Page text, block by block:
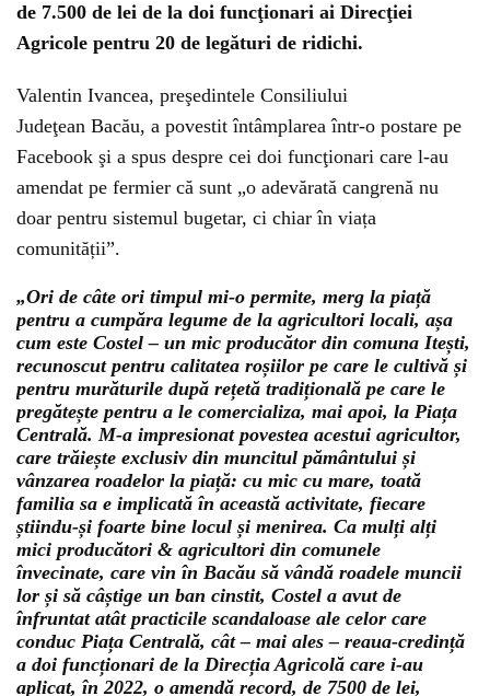
de 7.500 de lei de la doi funcţionari ai Direcţiei
Agricole pentru 20 de legături de ridichi.
Valentin Ivancea, preşedintele Consiliului
Judeţean Bacău, a povestit întâmplarea într-o postare pe
Facebook şi a spus despre cei doi funcţionari care l-au
amendat pe fermier că sunt „o adevărată cangrenă nu
doar pentru sistemul bugetar, ci chiar în viața
comunității”.
„Ori de câte ori timpul mi-o permite, merg la piață
pentru a cumpăra legume de la agricultori locali, așa
cum este Costel – un mic producător din comuna Itești,
recunoscut pentru calitatea roșiilor pe care le cultivă și
pentru murăturile după rețetă tradițională pe care le
pregătește pentru a le comercializa, mai apoi, la Piața
Centrală. M-a impresionat povestea acestui agricultor,
care trăiește exclusiv din muncitul pământului și
vânzarea roadelor la piață: cu mic cu mare, toată
familia sa e implicată în această activitate, fiecare
știindu-și foarte bine locul și menirea. Ca mulți alți
mici producători & agricultori din comunele
învecinate, care vin în Bacău să vândă roadele muncii
lor și să câștige un ban cinstit, Costel a avut de
înfruntat atât practicile scandaloase ale celor care
conduc Piața Centrală, cât – mai ales – reaua-credință
a doi funcționari de la Direcția Agricolă care i-au
aplicat, în 2022, o amendă record, de 7500 de lei,